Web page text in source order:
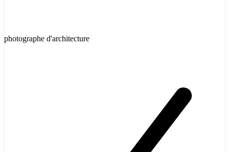
photographe d'architecture